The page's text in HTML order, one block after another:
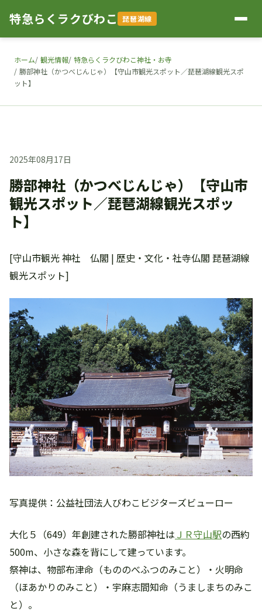
特急らくラクびわこ 琵琶湖線
ホーム 観光情報 特急らくラクびわこ神社・お寺
勝部神社（かつべじんじゃ）【守山市観光スポット／琵琶湖線観光スポ
ット】
2025年08月17日
勝部神社（かつべじんじゃ）【守山市
観光スポット／琵琶湖線観光スポッ
ト】
[守山市観光 神社 仏閣 | 歴史・文化・社寺仏閣 琵琶湖線
観光スポット]
写真提供：公益社団法人びわこビジターズビューロー
大化５（649）年創建された勝部神社は ＪＲ守山駅の西約
500m、小さな森を背にして建っています。
祭神は、物部布津命（もののべふつのみこと）・火明命
（ほあかりのみこと）・宇麻志間知命（うましまちのみこ
と）。